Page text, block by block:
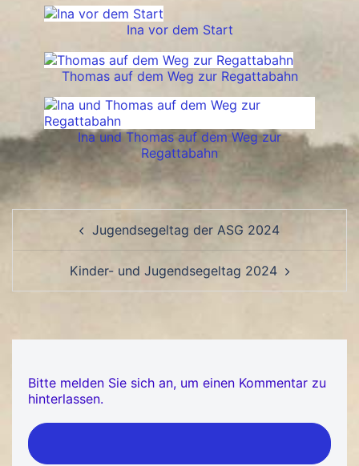
Ina vor dem Start
Thomas auf dem Weg zur Regattabahn
Ina und Thomas auf dem Weg zur
Regattabahn
Beitragsnavigation
Jugendsegeltag der ASG 2024
Kinder- und Jugendsegeltag 2024
Bitte melden Sie sich an, um einen Kommentar zu
hinterlassen.